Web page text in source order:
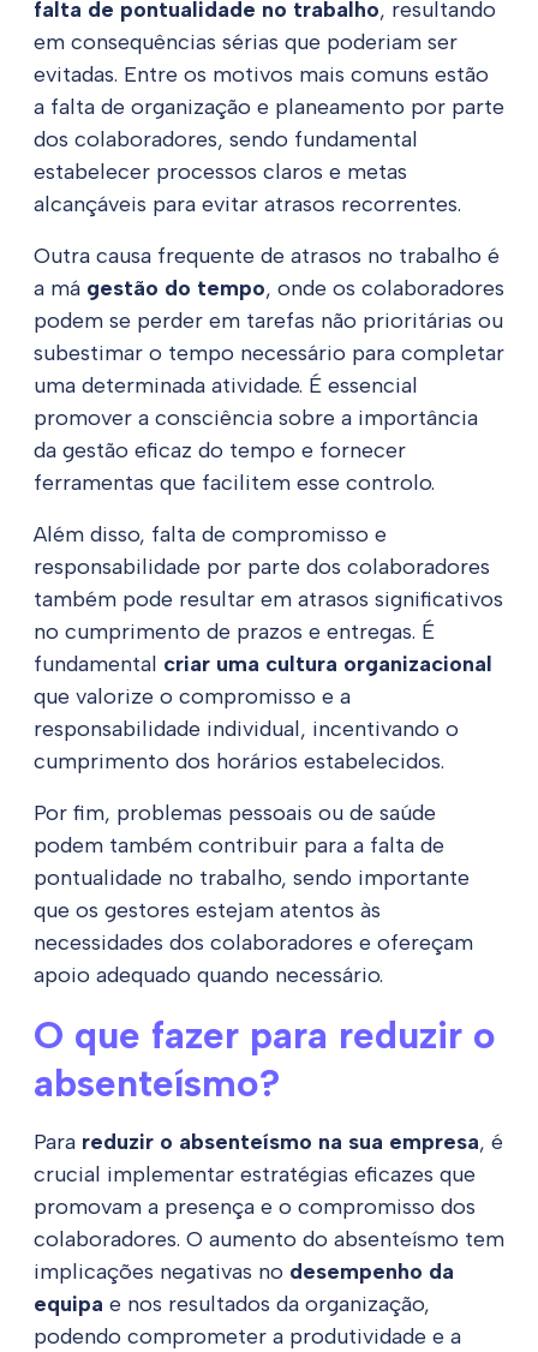
falta de pontualidade no trabalho, resultando
em consequências sérias que poderiam ser
evitadas. Entre os motivos mais comuns estão
a falta de organização e planeamento por parte
dos colaboradores, sendo fundamental
estabelecer processos claros e metas
alcançáveis para evitar atrasos recorrentes.
Outra causa frequente de atrasos no trabalho é
a má gestão do tempo, onde os colaboradores
podem se perder em tarefas não prioritárias ou
subestimar o tempo necessário para completar
uma determinada atividade. É essencial
promover a consciência sobre a importância
da gestão eficaz do tempo e fornecer
ferramentas que facilitem esse controlo.
Além disso, falta de compromisso e
responsabilidade por parte dos colaboradores
também pode resultar em atrasos significativos
no cumprimento de prazos e entregas. É
fundamental criar uma cultura organizacional
que valorize o compromisso e a
responsabilidade individual, incentivando o
cumprimento dos horários estabelecidos.
Por fim, problemas pessoais ou de saúde
podem também contribuir para a falta de
pontualidade no trabalho, sendo importante
que os gestores estejam atentos às
necessidades dos colaboradores e ofereçam
apoio adequado quando necessário.
O que fazer para reduzir o
absenteísmo?
Para reduzir o absenteísmo na sua empresa, é
crucial implementar estratégias eficazes que
promovam a presença e o compromisso dos
colaboradores. O aumento do absenteísmo tem
implicações negativas no desempenho da
equipa e nos resultados da organização,
podendo comprometer a produtividade e a